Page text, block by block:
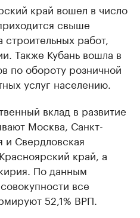
край вошел в число
свыше
работ,
Также Кубань вошла в
по обороту розничной
услуг населению.
вклад в развитие
Москва, Санкт-
и Свердловская
край, а
По данным
все
52,1% ВРП.